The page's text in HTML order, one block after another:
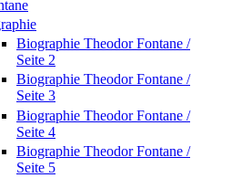
Biographie Theodor Fontane /
Seite 2
Biographie Theodor Fontane /
Seite 3
Biographie Theodor Fontane /
Seite 4
Biographie Theodor Fontane /
Seite 5